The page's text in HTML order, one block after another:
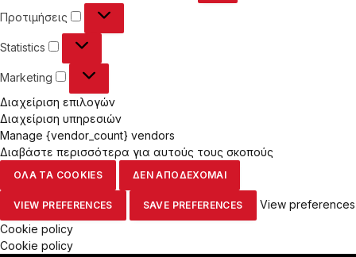
Προτιμήσεις Προτιμήσεις
Statistics Statistics
Marketing Marketing
Διαχείριση επιλογών
Διαχείριση υπηρεσιών
Manage {vendor_count} vendors
Διαβάστε περισσότερα για αυτούς τους σκοπούς
ΟΛΑ ΤΑ COOKIES ΔΕΝ ΑΠΟΔΕΧΟΜΑΙ
VIEW PREFERENCES SAVE PREFERENCES
View preferences
Cookie policy
Cookie policy